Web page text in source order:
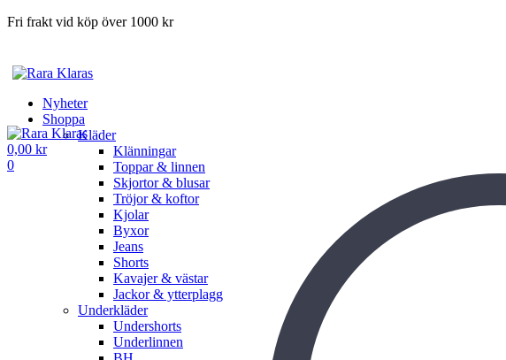
Fri frakt vid köp över 1000 kr
Nyheter
Shoppa
Kläder
Klänningar
Toppar & linnen
Skjortor & blusar
Tröjor & koftor
Kjolar
Byxor
Jeans
Shorts
Kavajer & västar
Jackor & ytterplagg
Underkläder
Undershorts
Underlinnen
0,00 kr
0